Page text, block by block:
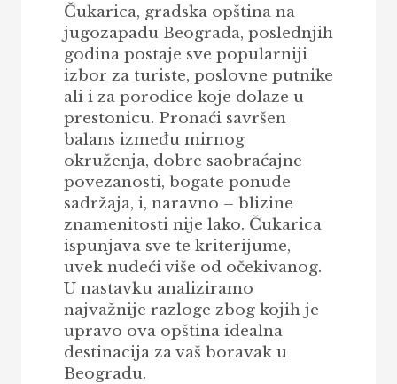
Čukarica, gradska opština na
jugozapadu Beograda, poslednjih
godina postaje sve popularniji
izbor za turiste, poslovne putnike
ali i za porodice koje dolaze u
prestonicu. Pronaći savršen
balans između mirnog
okruženja, dobre saobraćajne
povezanosti, bogate ponude
sadržaja, i, naravno – blizine
znamenitosti nije lako. Čukarica
ispunjava sve te kriterijume,
uvek nudeći više od očekivanog.
U nastavku analiziramo
najvažnije razloge zbog kojih je
upravo ova opština idealna
destinacija za vaš boravak u
Beogradu.